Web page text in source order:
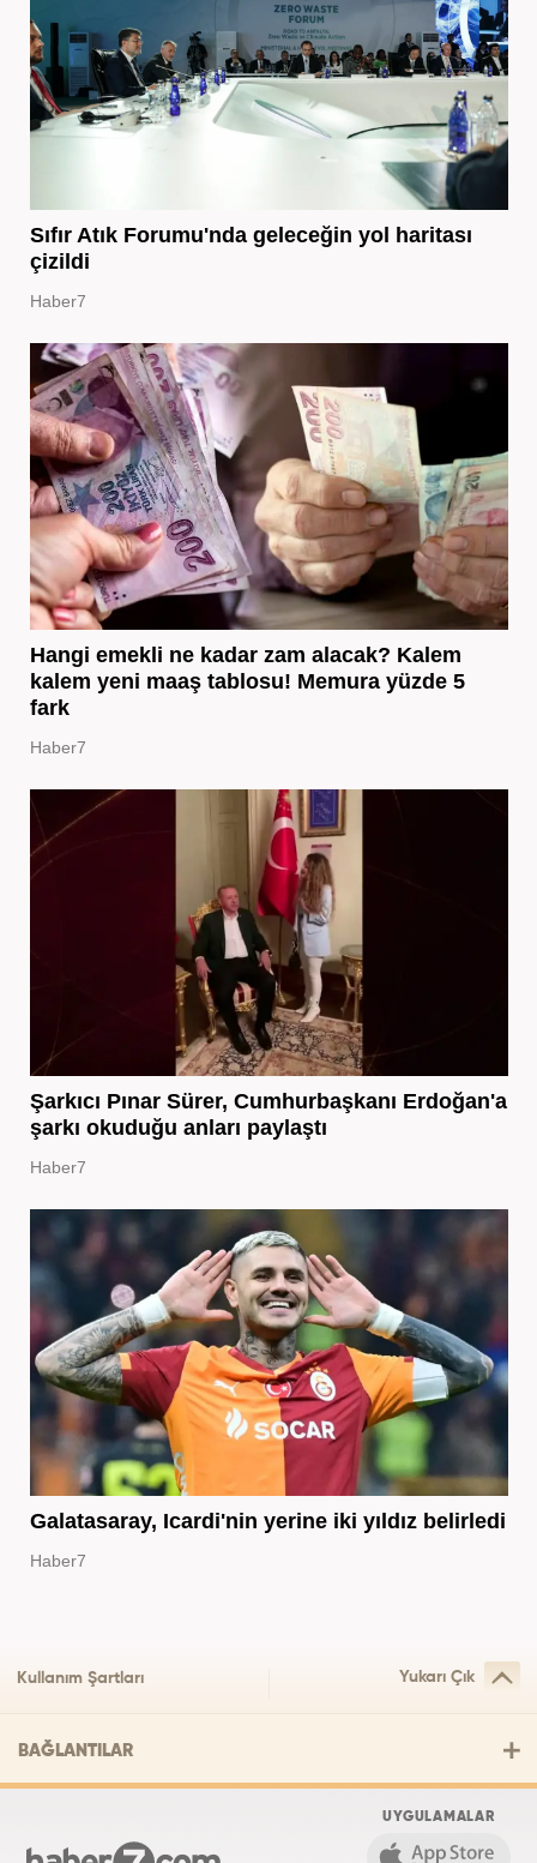
Sıfır Atık Forumu'nda geleceğin yol haritası
çizildi
Haber7
Hangi emekli ne kadar zam alacak? Kalem
kalem yeni maaş tablosu! Memura yüzde 5
fark
Haber7
Şarkıcı Pınar Sürer, Cumhurbaşkanı Erdoğan'a
şarkı okuduğu anları paylaştı
Haber7
Galatasaray, Icardi'nin yerine iki yıldız belirledi
Haber7
Kullanım Şartları Yukarı Çık
BAĞLANTILAR
UYGULAMALAR